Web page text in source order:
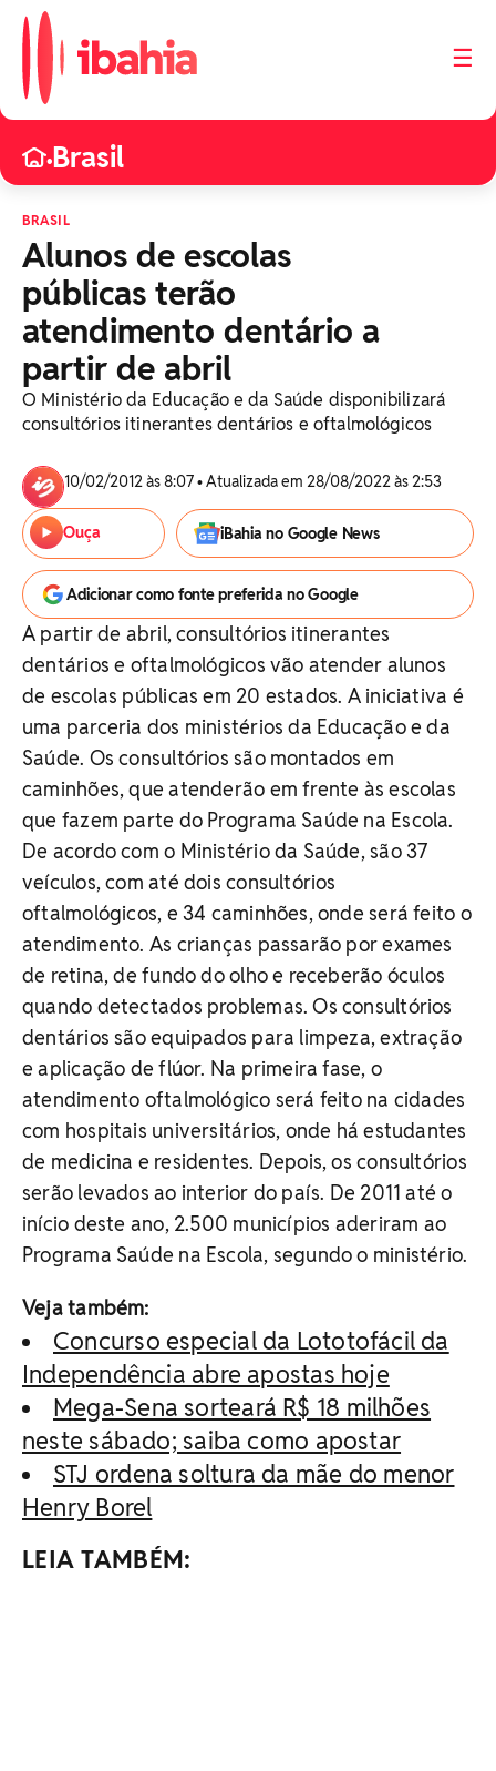
☰
•Brasil
BRASIL
Alunos de escolas
públicas terão
atendimento dentário a
partir de abril
O Ministério da Educação e da Saúde disponibilizará
consultórios itinerantes dentários e oftalmológicos
10/02/2012 às 8:07 • Atualizada em 28/08/2022 às 2:53
Ouça iBahia no Google News
Adicionar como fonte preferida no Google
A partir de abril, consultórios itinerantes
dentários e oftalmológicos vão atender alunos
de escolas públicas em 20 estados. A iniciativa é
uma parceria dos ministérios da Educação e da
Saúde. Os consultórios são montados em
caminhões, que atenderão em frente às escolas
que fazem parte do Programa Saúde na Escola.
De acordo com o Ministério da Saúde, são 37
veículos, com até dois consultórios
oftalmológicos, e 34 caminhões, onde será feito o
atendimento. As crianças passarão por exames
de retina, de fundo do olho e receberão óculos
quando detectados problemas. Os consultórios
dentários são equipados para limpeza, extração
e aplicação de flúor. Na primeira fase, o
atendimento oftalmológico será feito na cidades
com hospitais universitários, onde há estudantes
de medicina e residentes. Depois, os consultórios
serão levados ao interior do país. De 2011 até o
início deste ano, 2.500 municípios aderiram ao
Programa Saúde na Escola, segundo o ministério.
Veja também:
Concurso especial da Lototofácil da
Independência abre apostas hoje
Mega-Sena sorteará R$ 18 milhões
neste sábado; saiba como apostar
STJ ordena soltura da mãe do menor
Henry Borel
LEIA TAMBÉM: